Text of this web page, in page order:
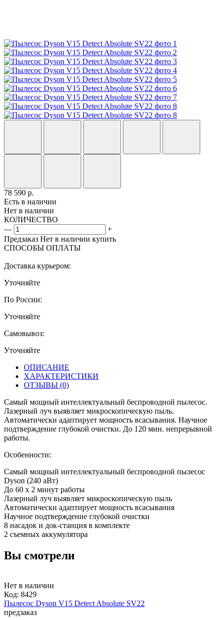
78 590 р.
Есть в наличии
Нет в наличии
КОЛИЧЕСТВО
—
+
Предзаказ Нет в наличии купить
СПОСОБЫ ОПЛАТЫ
Доставка курьером:
Уточняйте
По России:
Уточняйте
Самовывоз:
Уточняйте
ОПИСАНИЕ
ХАРАКТЕРИСТИКИ
ОТЗЫВЫ (0)
Самый мощный интеллектуальный беспроводной пылесос.
Лазерный луч выявляет микроскопическую пыль.
Автоматически адаптирует мощность всасывания. Научное
подтверждение глубокой очистки. До 120 мин. непрерывной
работы.
Особенности:
Самый мощный интеллектуальный беспроводной пылесос
Dyson (240 аВт)
До 60 x 2 минут работы
Лазерный луч выявляет микроскопическую пыль
Автоматически адаптирует мощность всасывания
Научное подтверждение глубокой очистки
8 насадок и док-станция в комплекте
2 съемных аккумулятора
Вы смотрели
Нет в наличии
Код: 8429
Пылесос Dyson V15 Detect Absolute SV22
предзаказ